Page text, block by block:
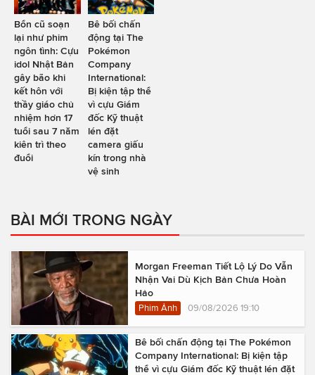
Bổn cũ soạn
lại như phim
ngôn tình: Cựu
idol Nhật Bản
gây bão khi
kết hôn với
thầy giáo chủ
nhiệm hơn 17
tuổi sau 7 năm
kiên trì theo
đuổi
Bê bối chấn
động tại The
Pokémon
Company
International:
Bị kiện tập thể
vì cựu Giám
đốc Kỹ thuật
lén đặt
camera giấu
kín trong nhà
vệ sinh
BÀI MỚI TRONG NGÀY
Morgan Freeman Tiết Lộ Lý Do Vẫn
Nhận Vai Dù Kịch Bản Chưa Hoàn
Hảo
Phim Ảnh 09/08/2026 19:10
Bê bối chấn động tại The Pokémon
Company International: Bị kiện tập
thể vì cựu Giám đốc Kỹ thuật lén đặt